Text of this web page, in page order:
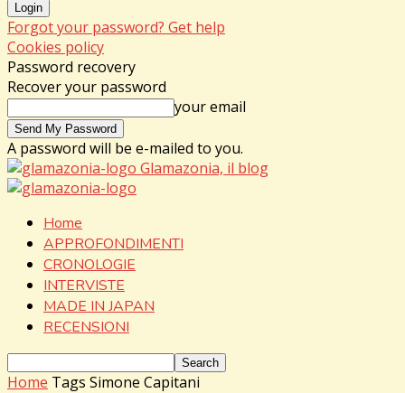
Forgot your password? Get help
Cookies policy
Password recovery
Recover your password
your email
A password will be e-mailed to you.
Glamazonia, il blog
Home
APPROFONDIMENTI
CRONOLOGIE
INTERVISTE
MADE IN JAPAN
RECENSIONI
Home Tags Simone Capitani